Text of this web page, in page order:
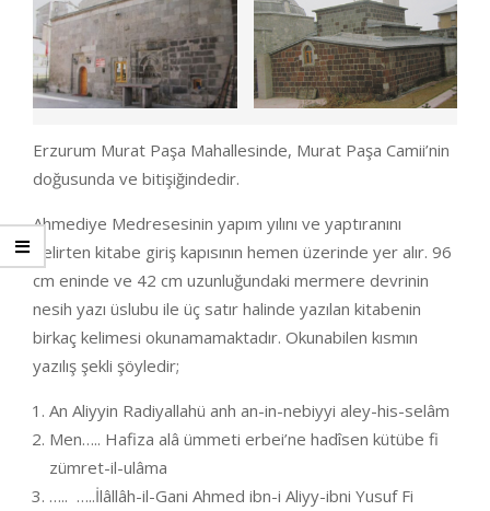
Erzurum Murat Paşa Mahallesinde, Murat Paşa Camii’nin
doğusunda ve bitişiğindedir.
Ahmediye Medresesinin yapım yılını ve yaptıranını
belirten kitabe giriş kapısının hemen üzerinde yer alır. 96
cm eninde ve 42 cm uzunluğundaki mermere devrinin
nesih yazı üslubu ile üç satır halinde yazılan kitabenin
birkaç kelimesi okunamamaktadır. Okunabilen kısmın
yazılış şekli şöyledir;
An Aliyyin Radiyallahü anh an-in-nebiyyi aley-his-selâm
Men….. Hafiza alâ ümmeti erbei’ne hadîsen kütübe fi
zümret-il-ulâma
….. …..İlâllâh-il-Gani Ahmed ibn-i Aliyy-ibni Yusuf Fi